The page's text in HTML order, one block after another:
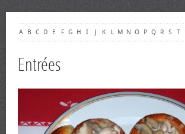
A B C D E F G H I J K L M N O P Q R S T
Entrées